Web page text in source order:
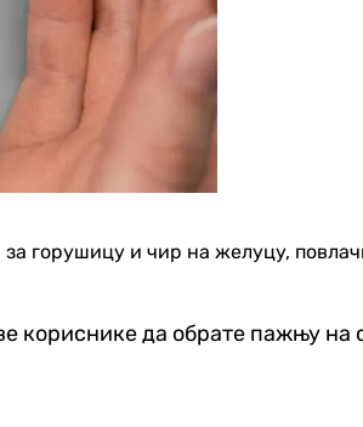
горушицу и чир на желуцу,
да обрате пажњу на